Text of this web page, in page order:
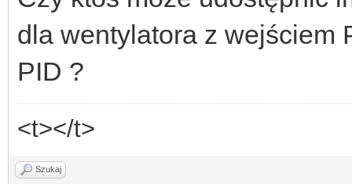
dla wentylatora z wejściem
PID ?
<t></t>
Szukaj